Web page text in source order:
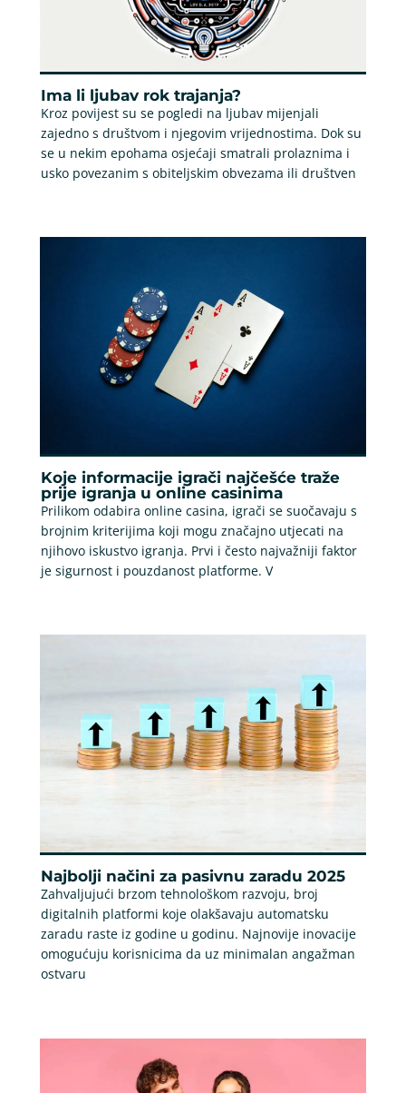
Ima li ljubav rok trajanja?
Kroz povijest su se pogledi na ljubav mijenjali
zajedno s društvom i njegovim vrijednostima. Dok su
se u nekim epohama osjećaji smatrali prolaznima i
usko povezanim s obiteljskim obvezama ili društven
Koje informacije igrači najčešće traže
prije igranja u online casinima
Prilikom odabira online casina, igrači se suočavaju s
brojnim kriterijima koji mogu značajno utjecati na
njihovo iskustvo igranja. Prvi i često najvažniji faktor
je sigurnost i pouzdanost platforme. V
Najbolji načini za pasivnu zaradu 2025
Zahvaljujući brzom tehnološkom razvoju, broj
digitalnih platformi koje olakšavaju automatsku
zaradu raste iz godine u godinu. Najnovije inovacije
omogućuju korisnicima da uz minimalan angažman
ostvaru